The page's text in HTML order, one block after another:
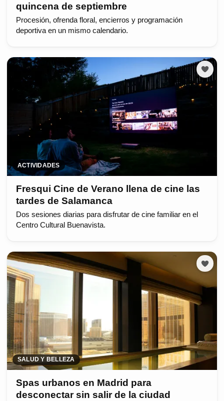
quincena de septiembre
Procesión, ofrenda floral, encierros y programación
deportiva en un mismo calendario.
ACTIVIDADES
Fresqui Cine de Verano llena de cine las
tardes de Salamanca
Dos sesiones diarias para disfrutar de cine familiar en el
Centro Cultural Buenavista.
SALUD Y BELLEZA
Spas urbanos en Madrid para
desconectar sin salir de la ciudad